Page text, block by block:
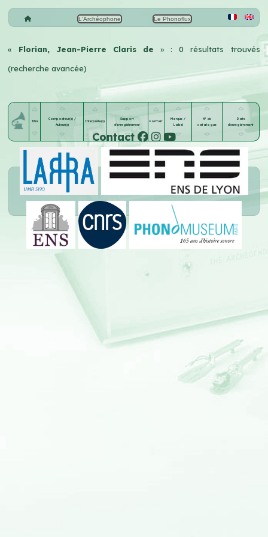
L'Archéophone Le Phonoflux
« Florian, Jean-Pierre Claris de» : 0 résultats trouvés
(recherche avancée)
Titre
Compositeur(s) /
Auteur(s)
Interprète(s)
Support
d'enregistrement
Format
Marque /
Label
N° de
catalogue
Date
d'enregistrement
Contact